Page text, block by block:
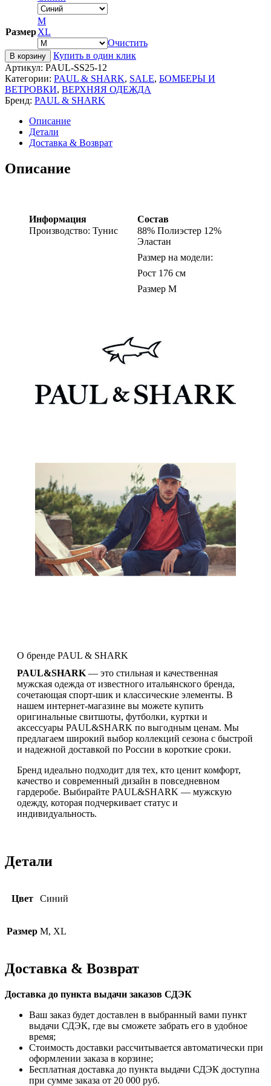
Размер
M
XL
Очистить
В корзину
Купить в один клик
Артикул: PAUL-SS25-12
Категории: PAUL & SHARK, SALE, БОМБЕРЫ И
ВЕТРОВКИ, ВЕРХНЯЯ ОДЕЖДА
Бренд: PAUL & SHARK
Описание
Детали
Доставка & Возврат
Описание
Информация
Производство: Тунис
Состав
88% Полиэстер 12%
Эластан
Размер на модели:
Рост 176 см
Размер M
О бренде PAUL & SHARK
PAUL&SHARK — это стильная и качественная
мужская одежда от известного итальянского бренда,
сочетающая спорт-шик и классические элементы. В
нашем интернет-магазине вы можете купить
оригинальные свитшоты, футболки, куртки и
аксессуары PAUL&SHARK по выгодным ценам. Мы
предлагаем широкий выбор коллекций сезона с быстрой
и надежной доставкой по России в короткие сроки.
Бренд идеально подходит для тех, кто ценит комфорт,
качество и современный дизайн в повседневном
гардеробе. Выбирайте PAUL&SHARK — мужскую
одежду, которая подчеркивает статус и
индивидуальность.
Детали
Цвет Синий
Размер M, XL
Доставка & Возврат
Доставка до пункта выдачи заказов СДЭК
Ваш заказ будет доставлен в выбранный вами пункт
выдачи СДЭК, где вы сможете забрать его в удобное
время;
Стоимость доставки рассчитывается автоматически при
оформлении заказа в корзине;
Бесплатная доставка до пункта выдачи СДЭК доступна
при сумме заказа от 20 000 руб.